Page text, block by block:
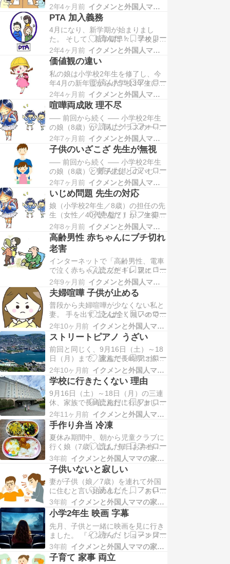
ながら、ふと娘の寝顔を見た瞬間で
した。 ふと時が止ま…
ほのぼのとした雰囲気で終了。 授業
中は、我が子を見るために、教室の
中や廊下に多くの保護者がいまし
た。夫婦で来ている方も多かったで
すね。 しかし、授業参観の後、学級
懇談会になると、あれほどいた保護
者が潮が引くようにす…
2年4ヶ月前 イクメンと外国人ママの家族日記
PTA 加入義務
4月になり、新学期が始まりまし
た。 そして、新学期早々、学校より
「PTA選出についてのお知らせのお
願い」というプリントが配布されて
きました。 「PTA選出」とは、
「PTA役員決め」のこと。 宛名には
「PTA会員各位」と書かれていま
す。 えっ、「PTA会員各位」？？
私は、PTAに…
2年4ヶ月前 イクメンと外国人ママの家族日記
価値観の違い
私の娘は小学校2年生を修了し、今
年4月の新年度から小学校3年生にな
ります。 本当に、子供の成長とはあ
っという間に感じるものですねぇ。
先日、父と母、私、妻、娘で夕食を
共にしました。 その時、父から「学
習塾には行かせないのか？」との一
言がありました。 私が「そんなもの
必要かなぁ？」…
2年4ヶ月前 イクメンと外国人ママの家族日記
喧嘩両成敗 理不尽
—– 前回から続く —– 小学校2年生
の娘（8歳）が、同じクラスの一部
のいじめっ子から、ぽっちゃり体型
を頻繁にからかわれて、娘が精神的
にストレスを抱えている問題を過去
2回投稿しました。 娘のクラスの担
任は、このような問題を「喧嘩両成
敗」で処理しようとします。 この担
任の先生の常套…
2年7ヶ月前 イクメンと外国人ママの家族日記
子供のいざこざ 先生が無視
—– 前回から続く —– 小学校2年生
の娘（8歳）と男子生徒とのいじめ
問題は、何とか収束しました。 恐ら
く、母親が男の子に自制するように
強く言い聞かせたのだと思います。
一件落着かと思われたのですが、今
度は担任の先生（女性／40代中
盤？）が、娘に対して冷たい態度を
取るようになった…
2年7ヶ月前 イクメンと外国人ママの家族日記
いじめ問題 先生の対応
娘（小学校2年生／8歳）の担任の先
生（女性／40代中盤？）が、生徒同
士の問題解決方法に「喧嘩両成敗」
を用いるので、保護者としては非常
に困惑しています。 娘はぽっちゃり
体型で、このことを男子生徒や一部
の女子生徒からもからかわれるよう
です。 いじめ関連の問題について
は、2023年7月…
2年8ヶ月前 イクメンと外国人ママの家族日記
高齢男性 赤ちゃんにブチ切れ
老害
インターネットで「高齢男性、電車
で泣く赤ちゃんにブチギレ 親に「人
間失格」と大暴れ、制止されるも
「甘やかすから日本が駄目になる」
…緊迫の一部始終」というJ-CAST
ニュースの記事を読んで愕然としま
した。（リンク切れになる前に閲覧
をお願いします） 電車の中で、赤ち
ゃんがぐずり出した…
2年9ヶ月前 イクメンと外国人ママの家族日記
夫婦喧嘩 子供が止める
普段から夫婦喧嘩が少なくない私と
妻。 手を出すことは全く無いのです
が、妻の口の悪さにはウンザリ。罵
詈雑言という表現がピッタリです。
我が家の夫婦喧嘩のよくある原因
は、妻がある事ない事を汚い表現で
連発するため、それに耐えられなく
なった私が妻を怒鳴るという悪循環
です。 子供（娘）が小…
2年10ヶ月前 イクメンと外国人ママの家族日記
ストリートピアノ うざい
前回と同じく、9月16日（土）～18
日（月）まで、家族で長崎県に旅行
に行った時のエピソードです。 18
日（月）のお昼、長崎市の稲佐山山
頂展望台に到着。長崎市が一望でき
る絶景です！ そこにあったお店で昼
食にブリトー（burrito／メキシコ料
理）を買い、展望台の中で食べまし
た。 「…
2年10ヶ月前 イクメンと外国人ママの家族日記
学校に行きたくない 理由
9月16日（土）～18日（月）の三連
休、家族で長崎に旅行に行きまし
た。 小さな子供がいると、全日程
は、子供の行きたい場所が中心にな
ってしまうんですよね。 初日の16
日（土）は、佐世保市のハウステン
ボス（Huis Ten Bosch）。 午前中に
ホテルに到着した後、荷物を預け
て、い…
2年11ヶ月前 イクメンと外国人ママの家族日記
手作り弁当 冷凍
夏休み期間中、朝から児童クラブに
行く娘（7歳）には、毎日お弁当が
必要です。 学校ではないので、お昼
に給食が出ません。 基本的に、お弁
当を作るのは妻。 しかし、先日、ご
飯を炊き忘れていたことに朝になっ
て妻が気が付いたのです。すぐに炊
飯を始めましたが、妻にはお弁当を
作る時間がありませ…
3年前 イクメンと外国人ママの家族日記
子供いないと寂しい
妻が子供（娘／7歳）を連れて外国
に住むと言い始めました。 「おいお
い、突然何を言い出すんだ？」と妻
を問い詰めても、「もう決めたこ
と！」との一点張り。 「そんな事
は、絶対に許さん。出て行きたけれ
ば、お前だけ出ていけばいい。お前
の人生だから、お前が好き生きる権
利がある。でも、子供はお…
3年前 イクメンと外国人ママの家族日記
小学2年生 映画 字幕
先月、子供と一緒に映画を見に行き
ました。 『インディ・ジョーンズと
運命のダイヤル（Indiana Jones and
the Dial of Destiny）』で、英語オリ
3年前 イクメンと外国人ママの家族日記
子育て 家事 両立